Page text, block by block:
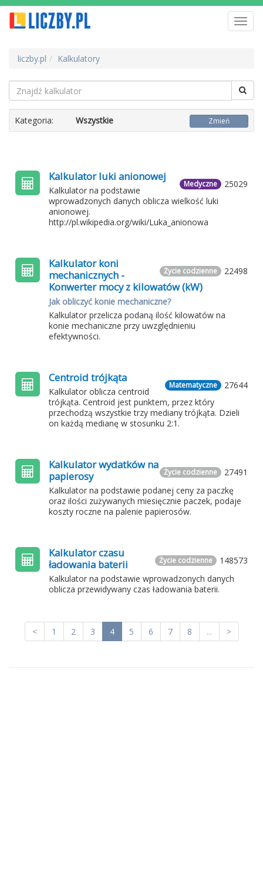
liczby.pl Kalkulatory
Kategoria: Wszystkie Zmień
25029
Medyczne
Kalkulator luki anionowej
Kalkulator na podstawie
wprowadzonych danych oblicza wielkość luki
anionowej.
http://pl.wikipedia.org/wiki/Luka_anionowa
22498
Życie codzienne
Kalkulator koni
mechanicznych -
Konwerter mocy z kilowatów (kW)
Jak obliczyć konie mechaniczne?
Kalkulator przelicza podaną ilość kilowatów na
konie mechaniczne przy uwzględnieniu
efektywności.
27644
Matematyczne
Centroid trójkąta
Kalkulator oblicza centroid
trójkąta. Centroid jest punktem, przez który
przechodzą wszystkie trzy mediany trójkąta. Dzieli
on każdą medianę w stosunku 2:1.
27491
Życie codzienne
Kalkulator wydatków na
papierosy
Kalkulator na podstawie podanej ceny za paczkę
oraz ilości zużywanych miesięcznie paczek, podaje
koszty roczne na palenie papierosów.
148573
Życie codzienne
Kalkulator czasu
ładowania baterii
Kalkulator na podstawie wprowadzonych danych
oblicza przewidywany czas ładowania baterii.
< 1 2 3 4 5 6 7 8 ... >